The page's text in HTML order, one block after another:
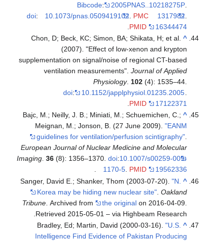
Bibcode: 2005PNAS..10218275P
doi: 10.1073/pnas.0509419102 PMC 1317982
PMID
16344474
^
Chon, D; Beck, KC; Simon, BA; Shikata, H; et al.
(2007). "Effect of low-xenon and krypton
supplementation on signal/noise of regional CT-based
ventilation measurements".Journal of Applied
Physiology. 102 (4): 1535–44.
doi: 10.1152/japplphysiol.01235.2005
PMID
17122371
^
Bajc, M.; Neilly, J. B.; Miniati, M.; Schuemichen, C.;
Meignan, M.; Jonson, B. (27 June 2009)."EANM
guidelines for ventilation/perfusion scintigraphy".
European Journal of Nuclear Medicine and Molecular
Imaging.36 (8): 1356–1370.doi:10.1007/s00259-009-
1170-5. PMID 19562336
.
^
Sanger, David E.; Shanker, Thom (2003-07-20)."N.
Korea may be hiding new nuclear site" .Oakland
Tribune . Archived from the original on 2016-04-09
Retrieved 2015-05-01 – via Highbeam Research.
^
Bradley, Ed; Martin, David (2000-03-16)."U.S.
Intelligence Find Evidence of Pakistan Producing